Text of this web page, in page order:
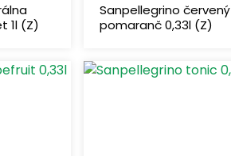
1l (Z)
Sanpellegrino červený
pomaranč 0,33l (Z)